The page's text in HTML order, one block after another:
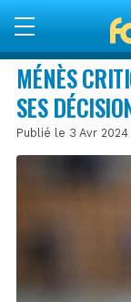
MÉNÈS
SES
Publié le 3 Avr